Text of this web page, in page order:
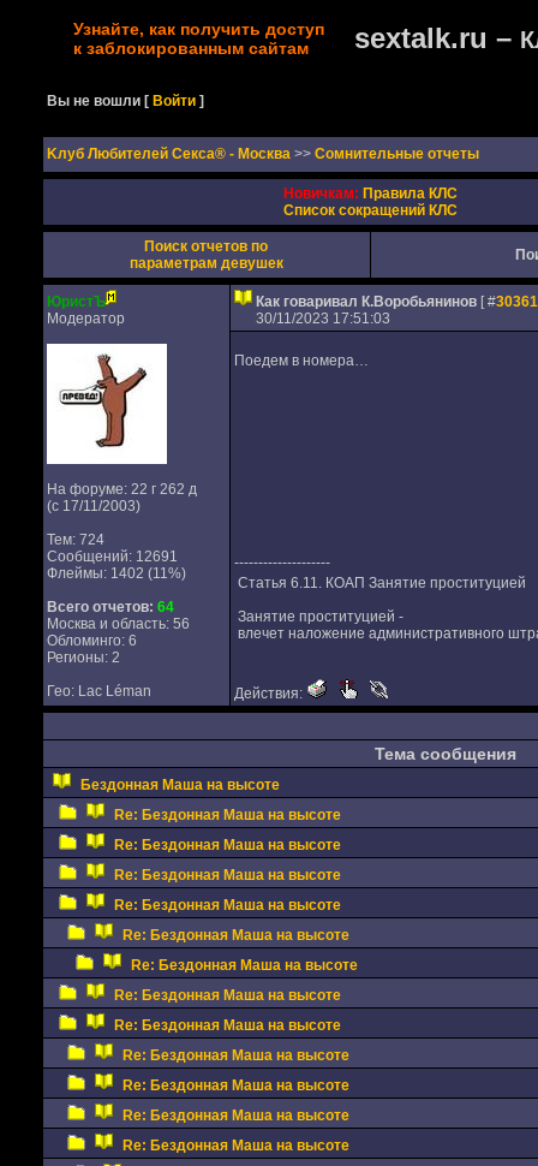
Узнайте, как получить доступ
к заблокированным сайтам
sextalk.ru –
Вы не вошли [Войти ]
Kлуб Любителей Секса® - Москва >> Сомнительные отчеты
Новичкам: Правила КЛС
Список сокращений КЛС
Поиск отчетов по
параметрам девушек
ЮристЪ
Модератор
На форуме: 22 г 262 д
(с 17/11/2003)
Тем: 724
Сообщений: 12691
Флеймы: 1402 (11%)
Всего отчетов: 64
Москва и область: 56
Обломинго: 6
Регионы: 2
Гео: Lac Léman
Как говаривал К.Воробьянинов [ #
30/11/2023 17:51:03
Поедем в номера…
--------------------
Статья 6.11. КОАП Занятие проституцией
Занятие проституцией -
влечет наложение административного
Действия:
Тема сообщения
Бездонная Маша на высоте
Re: Бездонная Маша на высоте
Re: Бездонная Маша на высоте
Re: Бездонная Маша на высоте
Re: Бездонная Маша на высоте
Re: Бездонная Маша на высоте
Re: Бездонная Маша на высоте
Re: Бездонная Маша на высоте
Re: Бездонная Маша на высоте
Re: Бездонная Маша на высоте
Re: Бездонная Маша на высоте
Re: Бездонная Маша на высоте
Re: Бездонная Маша на высоте